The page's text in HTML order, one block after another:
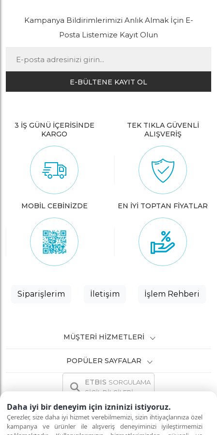
Daha iyi bir deneyim için izninizi istiyoruz.
Çerezler, size daha iyi hizmet verebilmemizi, sizin ihtiyaçlarınıza özel
kampanya ve ürünler ile alışveriş deneyiminizi iyileştirmemizi
Kampanya Bildirimlerimizi Anlık Almak İçin E-
Posta Listemize Kayıt Olun
E-BÜLTENE KAYIT OL
3 İŞ GÜNÜ İÇERİSİNDE
KARGO
TEK TIKLA GÜVENLİ
ALIŞVERİŞ
MOBİL CEBİNİZDE EN İYİ TOPTAN FİYATLAR
Siparişlerim İletişim İşlem Rehberi
MÜŞTERI HIZMETLERI
POPÜLER SAYFALAR
ETBIS SORGULAMA
SİCİL BİLGİLERİ